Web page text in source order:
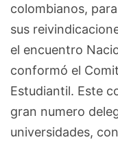
colombianos,
sus
el encuentro
conformó el
Estudiantil. Este
gran numero
universidades,